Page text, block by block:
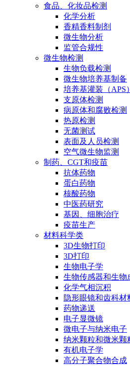
食品、化妆品检测
化学分析
香精香料制剂
微生物分析
监管合规性
微生物检测
生物负载检测
微生物培养基制备
培养基灌装（APS）
支原体检测
病原体和腐败检测
热原检测
无菌测试
表面及人员检测
空气微生物监测
制药、CGT和疫苗
抗体药物
蛋白药物
核酸药物
中医药研究
基因、细胞治疗
疫苗生产
材料科学类
3D生物打印
3D打印
生物电子学
生物传感器和生物
化学气相沉积
隐形眼镜和齿科材
药物递送
电子显微镜
微电子与纳米电子
纳米颗粒和微米颗
有机电子学
高分子聚合物合成